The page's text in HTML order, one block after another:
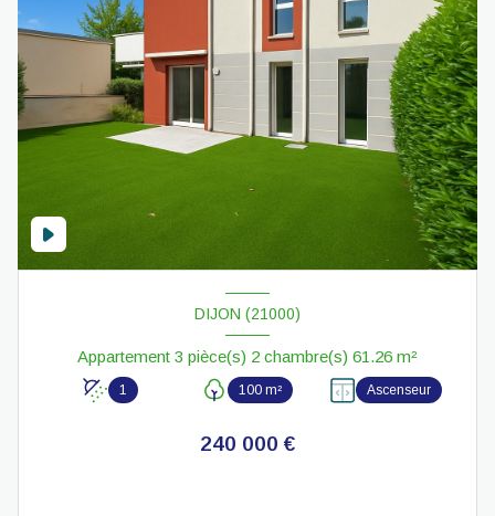
DIJON (21000)
Appartement 3 pièce(s) 2 chambre(s) 61.26 m²
1 100 m² Ascenseur
240 000 €